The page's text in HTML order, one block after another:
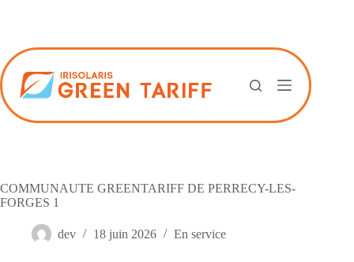
COMMUNAUTE GREENTARIFF DE PERRECY-LES-
FORGES 1
dev 18 juin 2026 En service